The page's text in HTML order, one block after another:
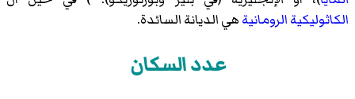
الكاثوليكية الرومانيةهي الديانة السائدة.
عدد السكان